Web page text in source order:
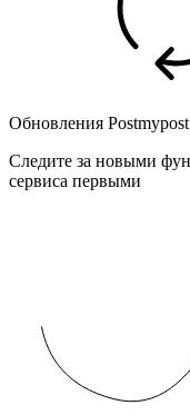
Обновления Postmypost
Следите за новыми
сервиса первыми